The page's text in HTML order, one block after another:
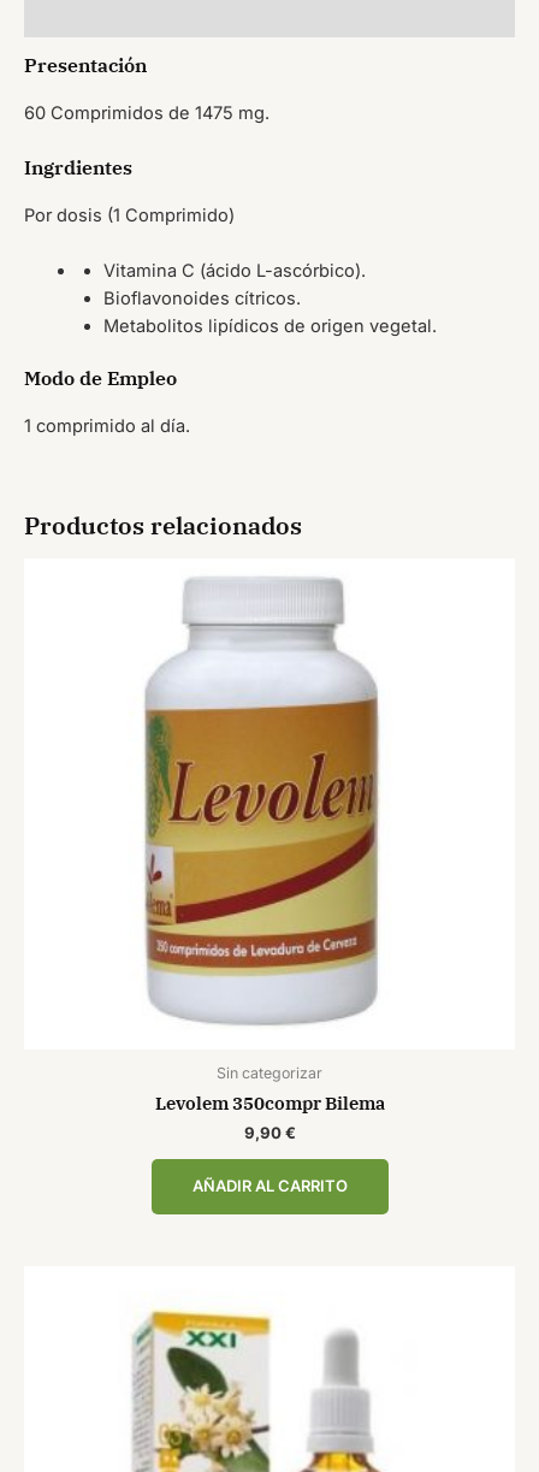
Presentación
60 Comprimidos de 1475 mg.
Ingrdientes
Por dosis (1 Comprimido)
Vitamina C (ácido L-ascórbico).
Bioflavonoides cítricos.
Metabolitos lipídicos de origen vegetal.
Modo de Empleo
1 comprimido al día.
Productos relacionados
Sin categorizar
Levolem 350compr Bilema
9,90€
AÑADIR AL CARRITO